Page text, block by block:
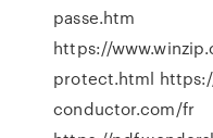
passe.htm
https://
protect.html
conductor.com/fr